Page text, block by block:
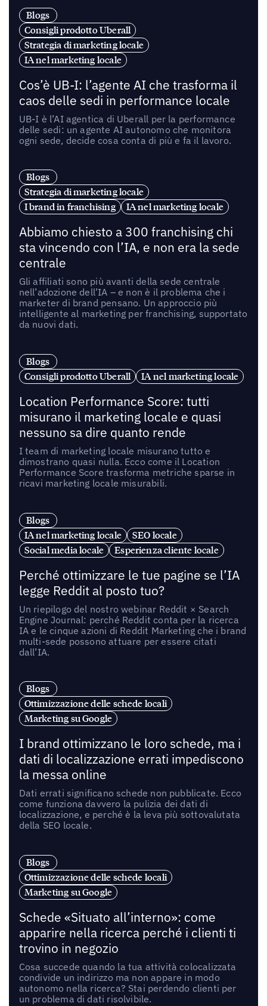
Blogs
Consigli prodotto Uberall
Strategia di marketing locale
IA nel marketing locale
Cos’è UB-I: l’agente AI che trasforma il
caos delle sedi in performance locale
UB-I è l’AI agentica di Uberall per la performance
delle sedi: un agente AI autonomo che monitora
ogni sede, decide cosa conta di più e fa il lavoro.
Blogs
Strategia di marketing locale
I brand in franchising
IA nel marketing locale
Abbiamo chiesto a 300 franchising chi
sta vincendo con l’IA, e non era la sede
centrale
Gli affiliati sono più avanti della sede centrale
nell’adozione dell’IA – e non è il problema che i
marketer di brand pensano. Un approccio più
intelligente al marketing per franchising, supportato
da nuovi dati.
Blogs
Consigli prodotto Uberall
IA nel marketing locale
Location Performance Score: tutti
misurano il marketing locale e quasi
nessuno sa dire quanto rende
I team di marketing locale misurano tutto e
dimostrano quasi nulla. Ecco come il Location
Performance Score trasforma metriche sparse in
ricavi marketing locale misurabili.
Blogs
IA nel marketing locale
SEO locale
Social media locale
Esperienza cliente locale
Perché ottimizzare le tue pagine se l’IA
legge Reddit al posto tuo?
Un riepilogo del nostro webinar Reddit × Search
Engine Journal: perché Reddit conta per la ricerca
IA e le cinque azioni di Reddit Marketing che i brand
multi-sede possono attuare per essere citati
dall’IA.
Blogs
Ottimizzazione delle schede locali
Marketing su Google
I brand ottimizzano le loro schede, ma i
dati di localizzazione errati impediscono
la messa online
Dati errati significano schede non pubblicate. Ecco
come funziona davvero la pulizia dei dati di
localizzazione, e perché è la leva più sottovalutata
della SEO locale.
Blogs
Ottimizzazione delle schede locali
Marketing su Google
Schede «Situato all’interno»: come
apparire nella ricerca perché i clienti ti
trovino in negozio
Cosa succede quando la tua attività colocalizzata
condivide un indirizzo ma non appare in modo
autonomo nella ricerca? Stai perdendo clienti per
un problema di dati risolvibile.